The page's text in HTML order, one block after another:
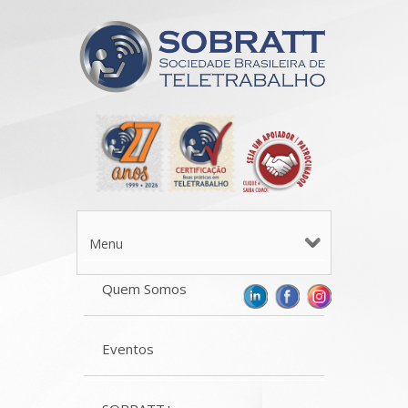
Quem Somos
Eventos
Menu